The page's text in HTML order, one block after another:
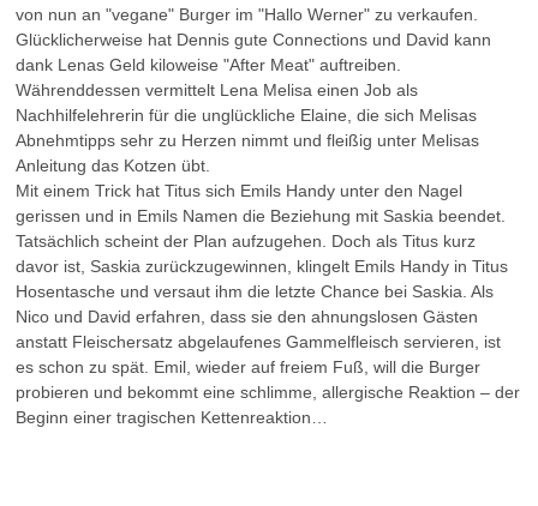
von nun an "vegane" Burger im "Hallo Werner" zu verkaufen.
Glücklicherweise hat Dennis gute Connections und David kann
dank Lenas Geld kiloweise "After Meat" auftreiben.
Währenddessen vermittelt Lena Melisa einen Job als
Nachhilfelehrerin für die unglückliche Elaine, die sich Melisas
Abnehmtipps sehr zu Herzen nimmt und fleißig unter Melisas
Anleitung das Kotzen übt.
Mit einem Trick hat Titus sich Emils Handy unter den Nagel
gerissen und in Emils Namen die Beziehung mit Saskia beendet.
Tatsächlich scheint der Plan aufzugehen. Doch als Titus kurz
davor ist, Saskia zurückzugewinnen, klingelt Emils Handy in Titus
Hosentasche und versaut ihm die letzte Chance bei Saskia. Als
Nico und David erfahren, dass sie den ahnungslosen Gästen
anstatt Fleischersatz abgelaufenes Gammelfleisch servieren, ist
es schon zu spät. Emil, wieder auf freiem Fuß, will die Burger
probieren und bekommt eine schlimme, allergische Reaktion – der
Beginn einer tragischen Kettenreaktion…